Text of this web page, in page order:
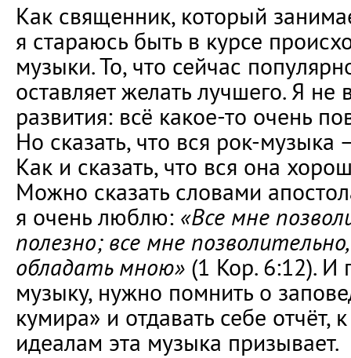
Как священник, который
я стараюсь быть в курсе
музыки. То, что сейчас
оставляет желать лучшего. Я не
развития: всё какое-то очень
Но сказать, что вся рок-музыка
Как и сказать, что вся она
Можно сказать словами
я очень люблю: «Все мне
полезно; все мне
обладать мною» (1 Кор. 6:12). И
музыку, нужно помнить о
кумира» и отдавать себе отчёт,
идеалам эта музыка призывает.